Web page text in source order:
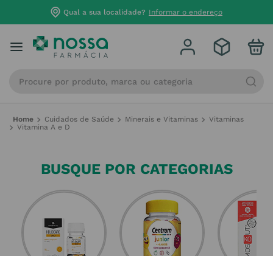
Qual a sua localidade? Informar o endereço
Cuidados de Saúde Minerais e Vitaminas
Vitaminas
Vitamina A e D
BUSQUE POR CATEGORIAS